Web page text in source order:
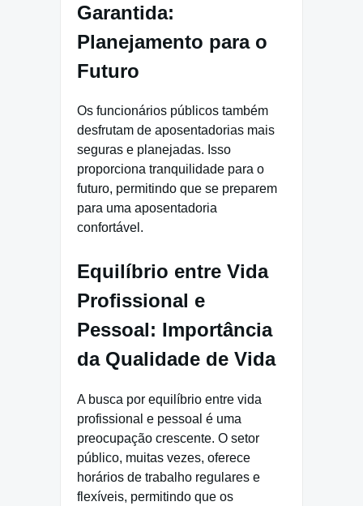
Garantida:
Planejamento para o
Futuro
Os funcionários públicos também
desfrutam de aposentadorias mais
seguras e planejadas. Isso
proporciona tranquilidade para o
futuro, permitindo que se preparem
para uma aposentadoria
confortável.
Equilíbrio entre Vida
Profissional e
Pessoal: Importância
da Qualidade de Vida
A busca por equilíbrio entre vida
profissional e pessoal é uma
preocupação crescente. O setor
público, muitas vezes, oferece
horários de trabalho regulares e
flexíveis, permitindo que os